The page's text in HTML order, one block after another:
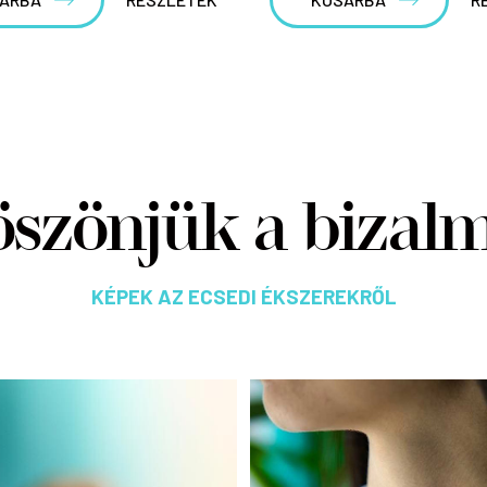
a
KÉPEK AZ ECSEDI ÉKSZEREKRŐL